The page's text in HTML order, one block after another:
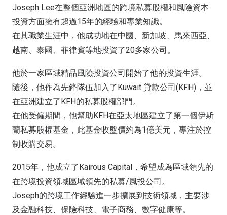
Joseph Lee在整個亞洲地區的跨境私募股權和風險資本
投資方面擁有超過15年的經驗和專業知識。
在其職業生涯中，他成功地在中國、新加坡、馬來西亞、
越南、泰國、菲律賓等地投資了20多家公司。
他於一家區域精品風險投資公司開始了他的投資生涯。
隨後，他作為先鋒隊伍加入了Kuwait 貸款公司(KFH)，並
在亞洲建立了KFH的私募股權部門。
在他受僱期間，他幫助KFH在亞太地區建立了第一個伊斯
蘭私募股權基金，此基金收盤價約為1億美元，專注於控
制收購交易。
2015年，他成立了Kairous Capital，希望成為區域領先的
在跨境投資領域區域領先的私募/風投公司。
Joseph的跨境工作經驗進一步擴展到技術領域，主要涉
及金融科技、保險科技、電子商務、數字健康等。